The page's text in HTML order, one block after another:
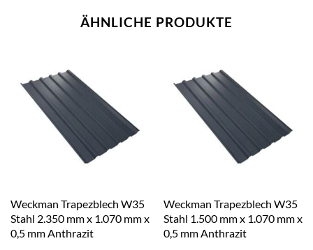
ÄHNLICHE PRODUKTE
Weckman Trapezblech W35
Stahl 2.350 mm x 1.070 mm x
0,5 mm Anthrazit
Weckman Trapezblech W35
Stahl 1.500 mm x 1.070 mm x
0,5 mm Anthrazit